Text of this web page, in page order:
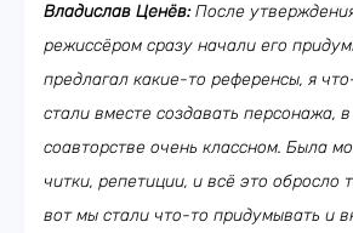
Владислав Ценёв:После
режиссёром сразу начали его
предлагал какие-то референсы, я
стали вместе создавать персонажа,
соавторстве очень классном. Была
читки, репетиции, и всё это обросло
вот мы стали что-то придумывать и